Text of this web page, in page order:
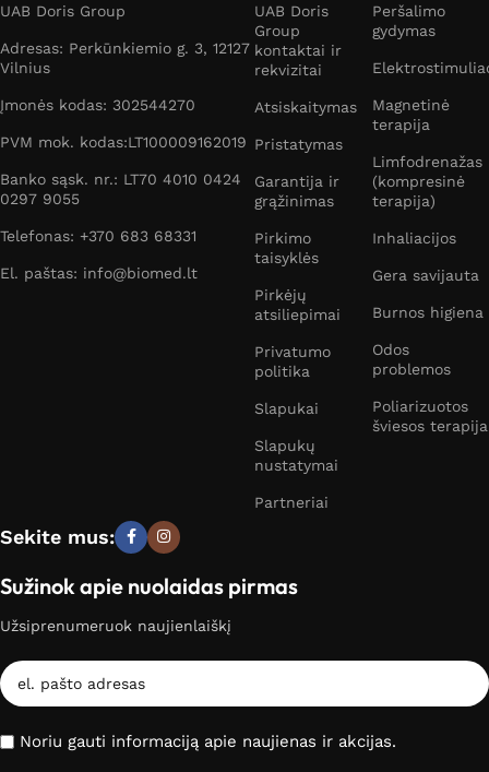
UAB Doris Group
Adresas: Perkūnkiemio g. 3, 12127
Vilnius
Įmonės kodas: 302544270
PVM mok. kodas:LT100009162019
Banko sąsk. nr.: LT70 4010 0424
0297 9055
Telefonas: +370 683 68331
El. paštas: info@biomed.lt
UAB Doris
Group
kontaktai ir
rekvizitai
Atsiskaitymas
Pristatymas
Garantija ir
grąžinimas
Pirkimo
taisyklės
Pirkėjų
atsiliepimai
Privatumo
politika
Slapukai
Slapukų
nustatymai
Partneriai
Peršalimo
gydymas
Magnetinė
terapija
Limfodrenažas
(kompresinė
terapija)
Inhaliacijos
Gera savijauta
Burnos higiena
Odos
problemos
Poliarizuotos
šviesos terapija
Sekite mus:
Sužinok apie nuolaidas pirmas
Užsiprenumeruok naujienlaiškį
Noriu gauti informaciją apie naujienas ir akcijas.